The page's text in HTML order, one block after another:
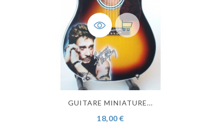
GUITARE MINIATURE...
18,00 €